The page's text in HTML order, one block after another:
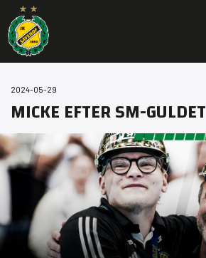
2024-05-29
MICKE EFTER SM-GULDET